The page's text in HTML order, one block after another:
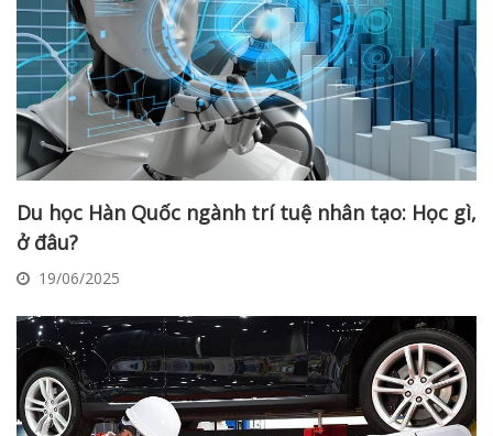
Du học Hàn Quốc ngành trí tuệ nhân tạo: Học gì,
ở đâu?
19/06/2025